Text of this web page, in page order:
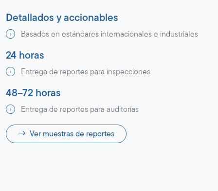
Detallados y accionables
Basados en estándares internacionales e industriales
24 horas
Entrega de reportes para inspecciones
48–72 horas
Entrega de reportes para auditorías
Ver muestras de reportes